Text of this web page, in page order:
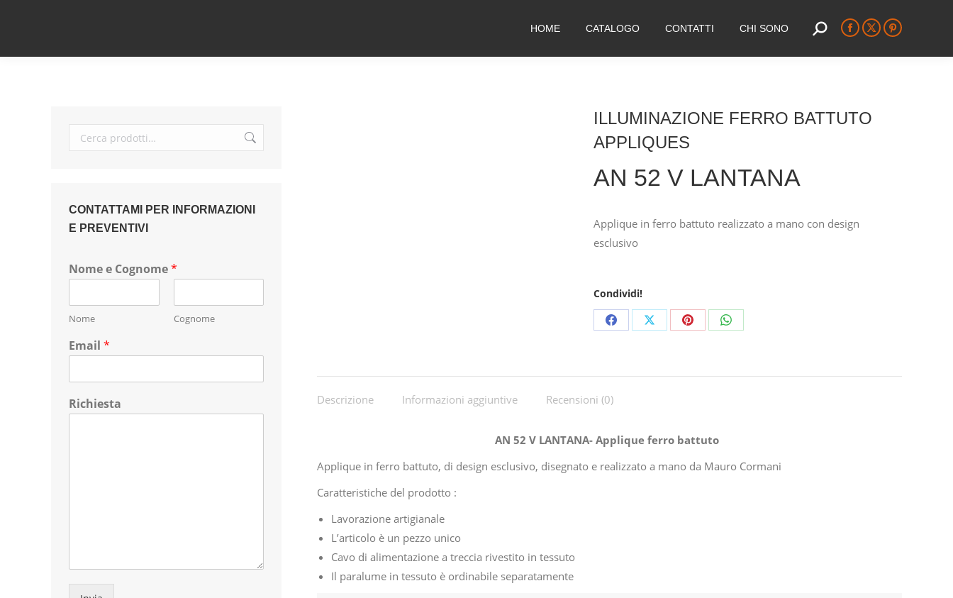
HOME CATALOGO CONTATTI CHI SONO Search: Facebook
page
new
window
X
page
Pinterest
page
ILLUMINAZIONE FERRO BATTUTO
APPLIQUES
AN 52 V LANTANA
Applique in ferro battuto realizzato a mano con design
esclusivo
Condividi!
Share
Facebook
Share
X
Share
Pinterest
Share
WhatsApp
Descrizione Informazioni aggiuntive Recensioni (0)
AN 52 V LANTANA- Applique ferro battuto
Applique in ferro battuto, di design esclusivo, disegnato e realizzato a mano da Mauro Cormani
Caratteristiche del prodotto :
Lavorazione artigianale
L’articolo è un pezzo unico
Cavo di alimentazione a treccia rivestito in tessuto
Il paralume in tessuto è ordinabile separatamente
CONTATTAMI PER INFORMAZIONI
E PREVENTIVI
Nome e Cognome*
Nome Cognome
Email *
Richiesta